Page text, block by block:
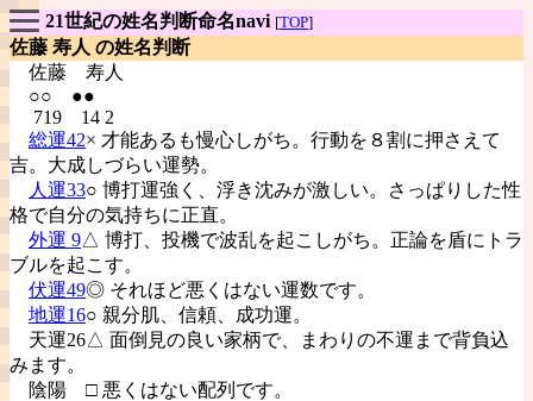
21世紀の姓名判断命名navi [TOP]
佐藤 寿人 の姓名判断
佐藤 寿人
○○ ●●
719 14 2
総運42× 才能あるも慢心しがち。行動を８割に押さえて
吉。大成しづらい運勢。
人運33○ 博打運強く、浮き沈みが激しい。さっぱりした性
格で自分の気持ちに正直。
外運 9△ 博打、投機で波乱を起こしがち。正論を盾にトラ
ブルを起こす。
伏運49◎ それほど悪くはない運数です。
地運16○ 親分肌、信頼、成功運。
天運26△ 面倒見の良い家柄で、まわりの不運まで背負込
みます。
陰陽 □ 悪くはない配列です。